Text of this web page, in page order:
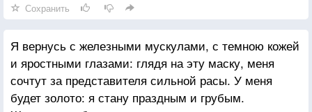
невыносимую ситуацию и вернуть все на круги
своя. Ринат возликовал в душе, что разногласия
закончены, да еще такой малой кровью, но ни один
мускул его лица не дрогнул. Он знал, что стоит ему
охотно согласиться на эту меру или даже просто
выказать радость, как жена почувствует ее
Сохранить
Я вернусь с железными мускулами, с темною кожей
и яростными глазами: глядя на эту маску, меня
сочтут за представителя сильной расы. У меня
будет золото: я стану праздным и грубым.